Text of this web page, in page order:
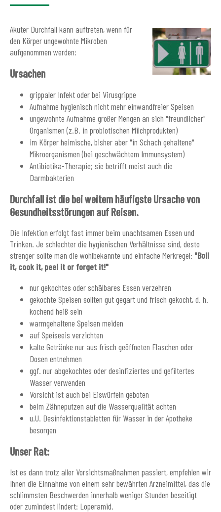
Akuter Durchfall kann auftreten, wenn für
den Körper ungewohnte Mikroben
aufgenommen werden:
Ursachen
grippaler Infekt oder bei Virusgrippe
Aufnahme hygienisch nicht mehr einwandfreier Speisen
ungewohnte Aufnahme großer Mengen an sich "freundlicher"
Organismen (z.B. in probiotischen Milchprodukten)
im Körper heimische, bisher aber "in Schach gehaltene"
Mikroorganismen (bei geschwächtem Immunsystem)
Antibiotika-Therapie; sie betrifft meist auch die
Darmbakterien
Durchfall ist die bei weitem häufigste Ursache von
Gesundheitsstörungen auf Reisen.
Die Infektion erfolgt fast immer beim unachtsamen Essen und
Trinken. Je schlechter die hygienischen Verhältnisse sind, desto
strenger sollte man die wohlbekannte und einfache Merkregel: "Boil
it, cook it, peel it or forget it!"
nur gekochtes oder schälbares Essen verzehren
gekochte Speisen sollten gut gegart und frisch gekocht, d. h.
kochend heiß sein
warmgehaltene Speisen meiden
auf Speiseeis verzichten
kalte Getränke nur aus frisch geöffneten Flaschen oder
Dosen entnehmen
ggf. nur abgekochtes oder desinfiziertes und gefiltertes
Wasser verwenden
Vorsicht ist auch bei Eiswürfeln geboten
beim Zähneputzen auf die Wasserqualität achten
u.U. Desinfektionstabletten für Wasser in der Apotheke
besorgen
Unser Rat:
Ist es dann trotz aller Vorsichtsmaßnahmen passiert, empfehlen wir
Ihnen die Einnahme von einem sehr bewährten Arzneimittel, das die
schlimmsten Beschwerden innerhalb weniger Stunden beseitigt
oder zumindest lindert: Loperamid.